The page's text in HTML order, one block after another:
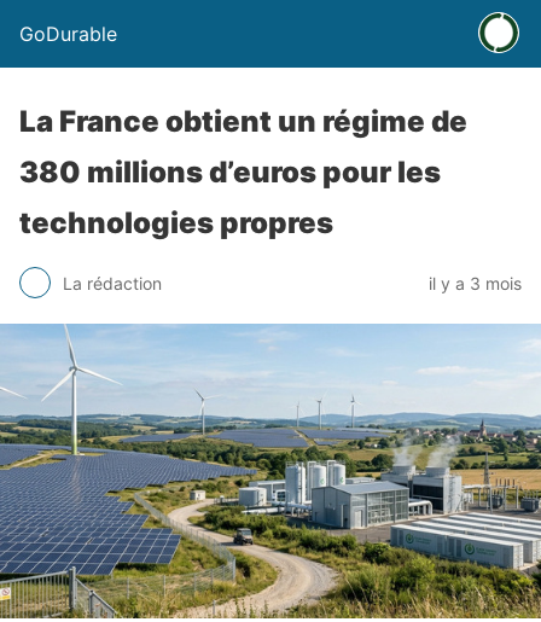
GoDurable
La France obtient un régime de
380 millions d’euros pour les
technologies propres
La rédaction il y a 3 mois